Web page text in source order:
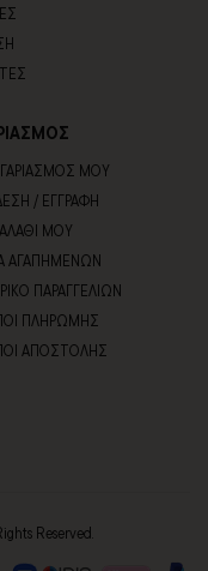
ΜΟΥ
/ ΕΓΓΡΑΦΗ
ΜΟΥ
ΑΓΑΠΗΜΕΝΩΝ
ΠΑΡΑΓΓΕΛΙΩΝ
ΠΛΗΡΩΜΗΣ
ΑΠΟΣΤΟΛΗΣ
Reserved.